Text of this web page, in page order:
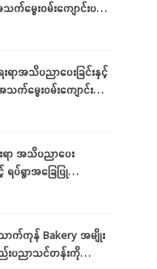
က်မွေးဝမ်းကျောင်းပညာ
းစစ်စီမံခြင်းအစီအစဉ်
းရာအသိပညာပေးခြင်းနှင့်
သက်မွေးဝမ်းကျောင်း
းစစ်စီမံခြင်း
ေသကြီးတွင် ကျင်းပပြုလုပ်
ရာ အသိပညာပေး
ရပ်ရွာအခြေပြု
ောင်း ပညာလိုအပ်ချက်တို့
င်းပပြုလုပ်
ောက်ကုန် Bakery အမျိုး
းပညာသင်တန်းကို